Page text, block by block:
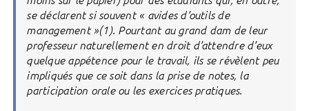
se déclarent si souvent « avides d’outils de
management »(1). Pourtant au grand dam de leur
professeur naturellement en droit d’attendre d’eux
quelque appétence pour le travail, ils se révèlent peu
impliqués que ce soit dans la prise de notes, la
participation orale ou les exercices pratiques.